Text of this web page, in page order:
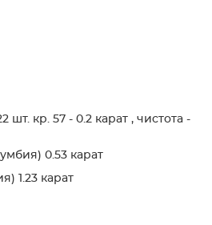
шт. кр. 57 - 0.2 карат , чистота -
0.53 карат
1.23 карат